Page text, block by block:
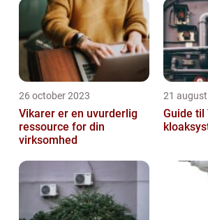
26 october 2023
Vikarer er en uvurderlig
ressource for din
virksomhed
21
Guide til